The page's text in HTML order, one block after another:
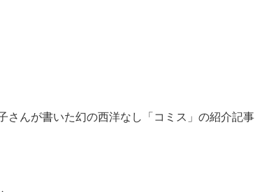
さんが書いた幻の西洋なし「コミス」の紹介記事